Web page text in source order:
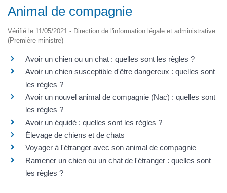
Animal de compagnie
Vérifié le 11/05/2021 - Direction de l'information légale et administrative
(Première ministre)
Avoir un chien ou un chat : quelles sont les règles ?
Avoir un chien susceptible d'être dangereux : quelles sont
les règles ?
Avoir un nouvel animal de compagnie (Nac) : quelles sont
les règles ?
Avoir un équidé : quelles sont les règles ?
Élevage de chiens et de chats
Voyager à l'étranger avec son animal de compagnie
Ramener un chien ou un chat de l'étranger : quelles sont
les règles ?